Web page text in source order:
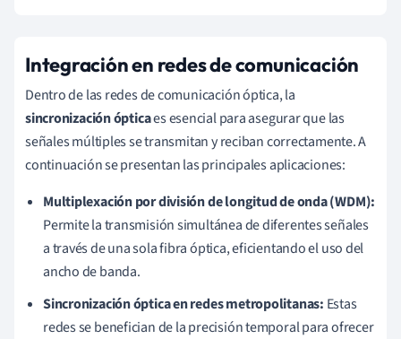
Integración en redes de comunicación
Dentro de las redes de comunicación óptica, la
sincronización ópticaes esencial para asegurar que las
señales múltiples se transmitan y reciban correctamente. A
continuación se presentan las principales aplicaciones:
Multiplexación por división de longitud de onda (WDM):
Permite la transmisión simultánea de diferentes señales
a través de una sola fibra óptica, eficientando el uso del
ancho de banda.
Sincronización óptica en redes metropolitanas: Estas
redes se benefician de la precisión temporal para ofrecer